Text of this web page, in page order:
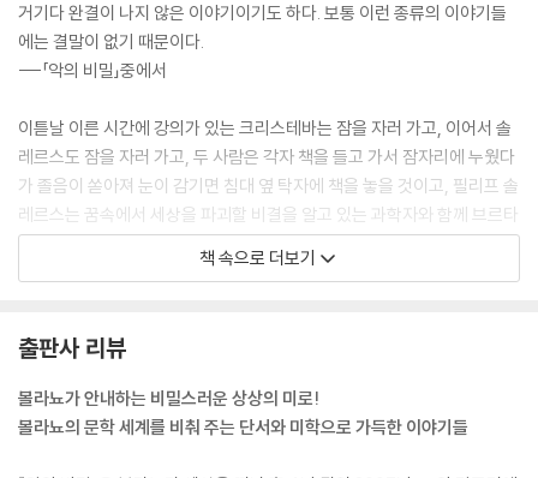
거기다 완결이 나지 않은 이야기이기도 하다. 보통 이런 종류의 이야기들
에는 결말이 없기 때문이다.
---「악의 비밀」중에서
이튿날 이른 시간에 강의가 있는 크리스테바는 잠을 자러 가고, 이어서 솔
레르스도 잠을 자러 가고, 두 사람은 각자 책을 들고 가서 잠자리에 누웠다
가 졸음이 쏟아져 눈이 감기면 침대 옆 탁자에 책을 놓을 것이고, 필리프 솔
레르스는 꿈속에서 세상을 파괴할 비결을 알고 있는 과학자와 함께 브르타
뉴 지방의 해변을 산책할 것이고, 그들은 바위와 검은 절벽이 늘어선 인적
없는 긴 해변을 따라 동에서 서로 걸어갈 것이고, 불현듯 솔레르스는 그 과
싸게 숨을 곳을 찾는 게와 두 사람이 해변 위에 남긴 발자국(족적으로 살인
자를 확인하는 꽤 논리적인 방법이다)을 보는 순간 이를 깨달을 것이고, 줄
리아 크리스테바는 몇 년 전에 세미나 참가차 방문한 독일의 작은 마을이
책 속으로 더보기
출판사 리뷰
볼라뇨가 안내하는 비밀스러운 상상의 미로!
볼라뇨의 문학 세계를 비춰 주는 단서와 미학으로 가득한 이야기들